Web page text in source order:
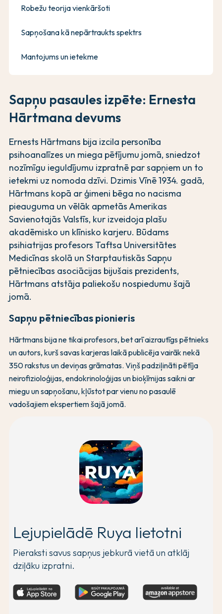
Sapņu pasaules izpēte: Ernesta
Hārtmana devums
Ernests Hārtmans bija izcila personība
psihoanalīzes un miega pētījumu jomā, sniedzot
nozīmīgu ieguldījumu izpratnē par sapņiem un to
ietekmi uz nomoda dzīvi. Dzimis Vīnē 1934. gadā,
Hārtmans kopā ar ģimeni bēga no nacisma
pieauguma un vēlāk apmetās Amerikas
Savienotajās Valstīs, kur izveidoja plašu
akadēmisko un klīnisko karjeru. Būdams
psihiatrijas profesors Taftsa Universitātes
Medicīnas skolā un Starptautiskās Sapņu
pētniecības asociācijas bijušais prezidents,
Hārtmans atstāja paliekošu nospiedumu šajā
jomā.
Sapņu pētniecības pionieris
Hārtmans bija ne tikai profesors, bet arī aizrautīgs pētnieks
un autors, kurš savas karjeras laikā publicēja vairāk nekā
350 rakstus un deviņas grāmatas. Viņš padziļināti pētīja
neirofizioloģijas, endokrinoloģijas un bioķīmijas saikni ar
miegu un sapņošanu, kļūstot par vienu no pasaulē
vadošajiem ekspertiem šajā jomā.
Lejupielādē Ruya lietotni
Pieraksti savus sapņus jebkurā vietā un atklāj
dziļāku izpratni.
Robežu teorija vienkāršoti
Sapņošana kā nepārtraukts spektrs
Mantojums un ietekme